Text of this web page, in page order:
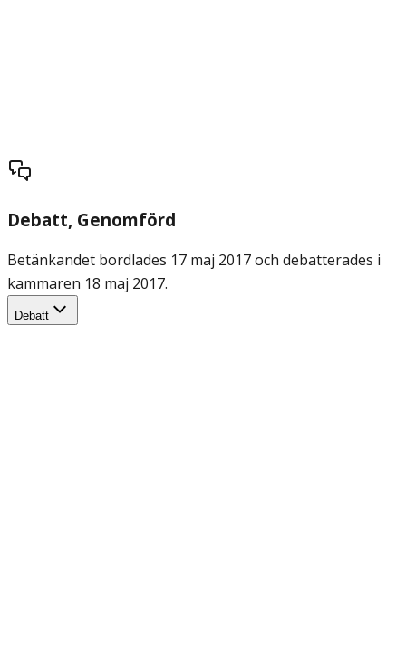
Debatt, Genomförd
Betänkandet bordlades 17 maj 2017 och debatterades i
kammaren 18 maj 2017.
Debatt